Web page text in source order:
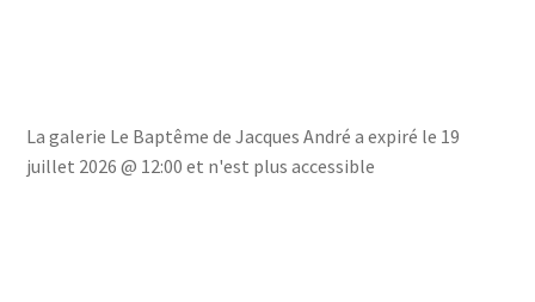
La galerie Le Baptême de Jacques André a expiré le 19
juillet 2026 @ 12:00 et n'est plus accessible